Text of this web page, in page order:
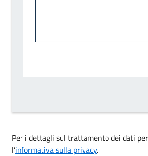
Per i dettagli sul trattamento dei dati
l’informativa sulla privacy.